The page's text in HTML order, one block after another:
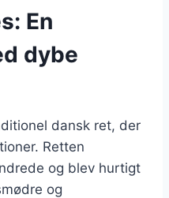
En
dybe
dansk ret, der
Retten
og blev hurtigt
og